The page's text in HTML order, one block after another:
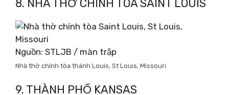
8. NHÀ THỜ CHÍNH TÒA SAINT LOUIS
Nguồn: STLJB / màn trập
Nhà thờ chính tòa thánh Louis, St Louis, Missouri
9. THÀNH PHỐ KANSAS